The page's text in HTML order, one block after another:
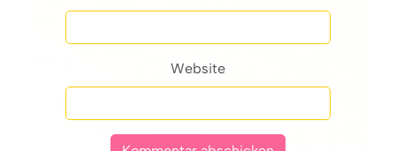
Website